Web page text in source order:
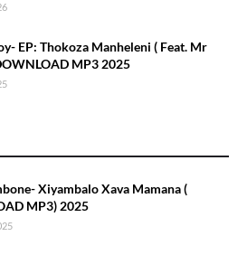
EP: Thokoza Manheleni ( Feat. Mr
MP3 2025
Xiyambalo Xava Mamana (
MP3) 2025